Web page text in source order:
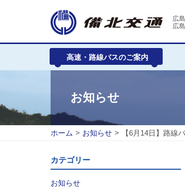
広
広
高速・路線バスのご案内
お知らせ
ホーム > お知らせ > 【6月14日】路線
カテゴリー
お知らせ